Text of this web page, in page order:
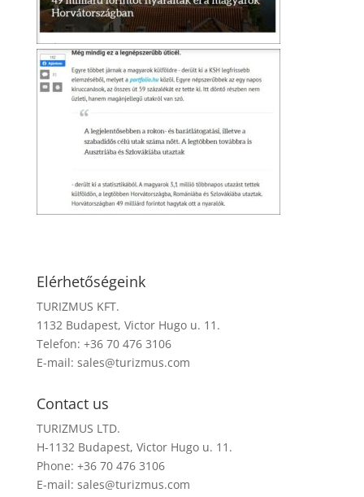
Elérhetőségeink
TURIZMUS KFT.
1132 Budapest, Victor Hugo u. 11.
Telefon: +36 70 476 3106
E-mail: sales@turizmus.com
Contact us
TURIZMUS LTD.
H-1132 Budapest, Victor Hugo u. 11.
Phone: +36 70 476 3106
E-mail: sales@turizmus.com